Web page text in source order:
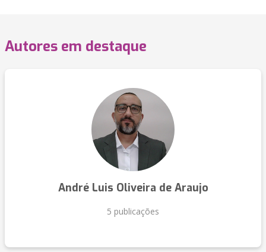
Autores em destaque
André Luis Oliveira de Araujo
5 publicações